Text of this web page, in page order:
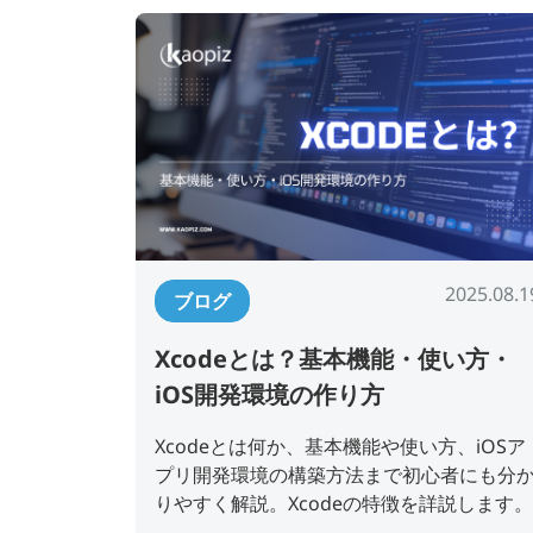
ブログ
Xcodeとは？基本機能・使い方・
iOS開発環境の作り方
Xcodeとは何か、基本機能や使い方、iOSア
プリ開発環境の構築方法まで初心者にも分
りやすく解説。Xcodeの特徴を詳説します。